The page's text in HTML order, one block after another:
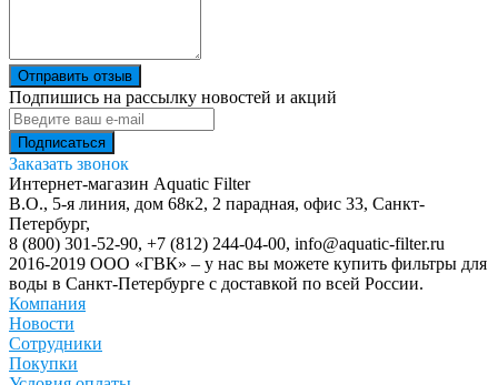
Отправить отзыв
Подпишись на рассылку новостей и акций
Заказать звонок
Интернет-магазин Aquatic Filter
В.О., 5-я линия, дом 68к2, 2 парадная, офис 33, Санкт-
Петербург,
8 (800) 301-52-90, +7 (812) 244-04-00, info@aquatic-filter.ru
2016-2019 ООО «ГВК» – у нас вы можете купить фильтры для
воды в Санкт-Петербурге с доставкой по всей России.
Компания
Новости
Сотрудники
Покупки